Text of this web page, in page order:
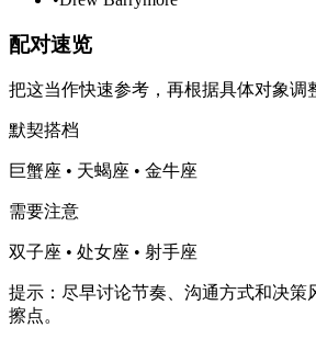
配对速览
把这当作快速参考，再根据具体对象调
默契搭档
巨蟹座 • 天蝎座 • 金牛座
需要注意
双子座 • 处女座 • 射手座
提示：尽早讨论节奏、沟通方式和决
擦点。